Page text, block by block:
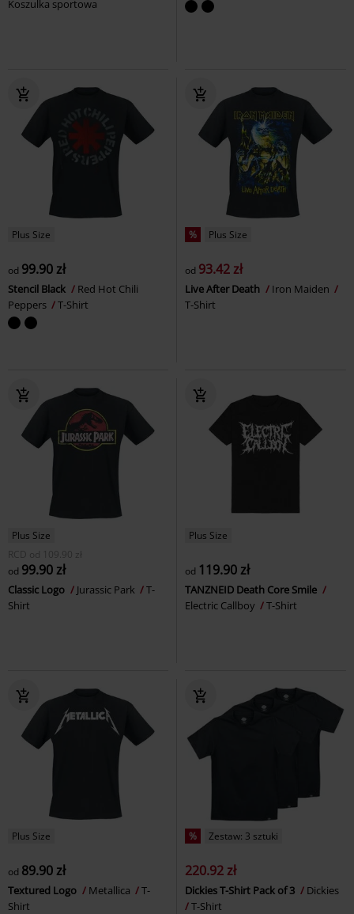
Koszulka sportowa
Plus Size
od 99.90 zł
Stencil Black
Red Hot Chili
Peppers
T-Shirt
% Plus Size
od 93.42 zł
Live After Death
Iron Maiden
T-Shirt
Plus Size
RCD
od 109.90 zł
od 99.90 zł
Classic Logo Jurassic Park
T-
Shirt
Plus Size
od 119.90 zł
TANZNEID Death Core Smile
Electric Callboy
T-Shirt
Plus Size
od 89.90 zł
Textured Logo Metallica
T-
Shirt
% Zestaw: 3 sztuki
220.92 zł
Dickies T-Shirt Pack of 3
Dickies
T-Shirt